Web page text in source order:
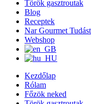
Török gasztroutak
Blog
Receptek
Nar Gourmet
Webshop
Kezdőlap
Rólam
Főzök neked